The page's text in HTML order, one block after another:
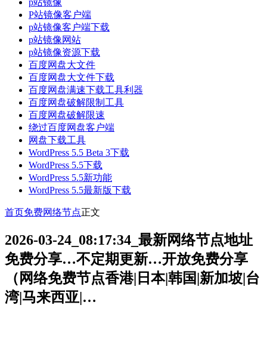
P站镜像客户端
p站镜像客户端下载
p站镜像网站
p站镜像资源下载
百度网盘大文件
百度网盘大文件下载
百度网盘满速下载工具利器
百度网盘破解限制工具
百度网盘破解限速
绕过百度网盘客户端
网盘下载工具
WordPress 5.5 Beta 3下载
WordPress 5.5下载
WordPress 5.5新功能
WordPress 5.5最新版下载
首页免费网络节点正文
2026-03-24_08:17:34_最新网络节点地址
免费分享…不定期更新…开放免费分享
（网络免费节点香港|日本|韩国|新加坡|台
湾|马来西亚|…